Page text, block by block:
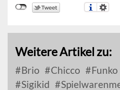
Weitere Artikel zu:
Brio Chicco Funko
Sigikid